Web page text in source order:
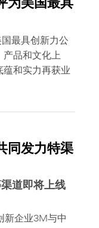
为美国最具
最具创新力公
产品和文化上
和实力再获业
同发力特渠
道即将上线
新企业3M与中